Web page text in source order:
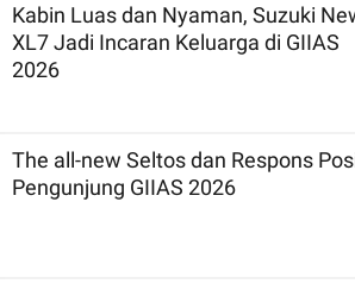
Kabin Luas dan Nyaman, Suzuki
XL7 Jadi Incaran Keluarga di GIIAS
2026
The all-new Seltos dan Respons
Pengunjung GIIAS 2026